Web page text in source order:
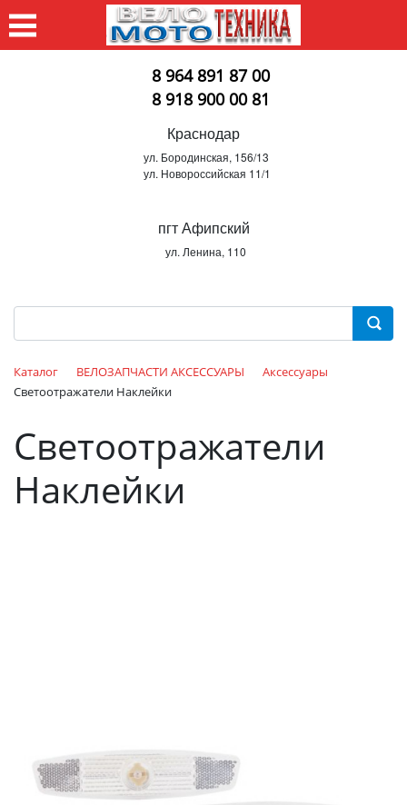
8 964 891 87 00
8 918 900 00 81
Краснодар
ул. Бородинская, 156/13
ул. Новороссийская 11/1
пгт Афипский
ул. Ленина, 110
Каталог ВЕЛОЗАПЧАСТИ АКСЕССУАРЫ
Аксессуары
Светоотражатели Наклейки
Светоотражатели
Наклейки